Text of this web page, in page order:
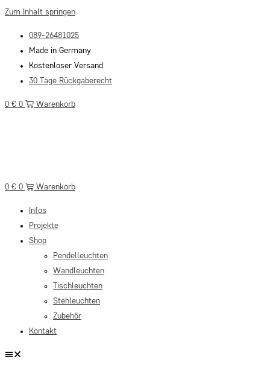
Zum Inhalt springen
089-26481025
Made in Germany
Kostenloser Versand
30 Tage Rückgaberecht
0 € 0 Warenkorb
0 € 0 Warenkorb
Infos
Projekte
Shop
Pendelleuchten
Wandleuchten
Tischleuchten
Stehleuchten
Zubehör
Kontakt